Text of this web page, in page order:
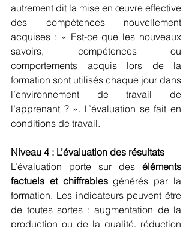
autrement dit la mise en œuvre effective
des compétences nouvellement
acquises : « Est-ce que les nouveaux
savoirs, compétences ou
comportements acquis lors de la
formation sont utilisés chaque jour dans
l’environnement de travail de
l’apprenant ? ». L’évaluation se fait en
conditions de travail.
Niveau 4 : L’évaluation des résultats
L’évaluation porte sur des éléments
factuels et chiffrables générés par la
formation. Les indicateurs peuvent être
de toutes sortes : augmentation de la
production ou de la qualité, réduction